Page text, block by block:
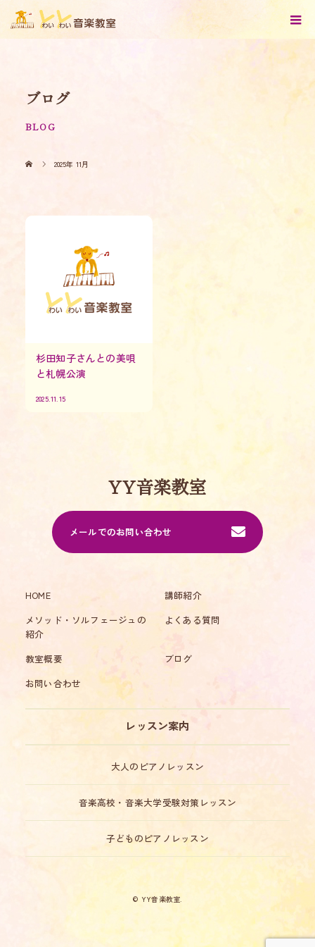
ブログ
BLOG
2025年 11月
杉田知子さんとの美唄
と札幌公演
2025.11.15
YY音楽教室
メールでのお問い合わせ
HOME
講師紹介
メソッド・ソルフェージュの
紹介
よくある質問
教室概要
ブログ
お問い合わせ
レッスン案内
大人のピアノレッスン
音楽高校・音楽大学受験対策レッスン
子どものピアノレッスン
© YY音楽教室.